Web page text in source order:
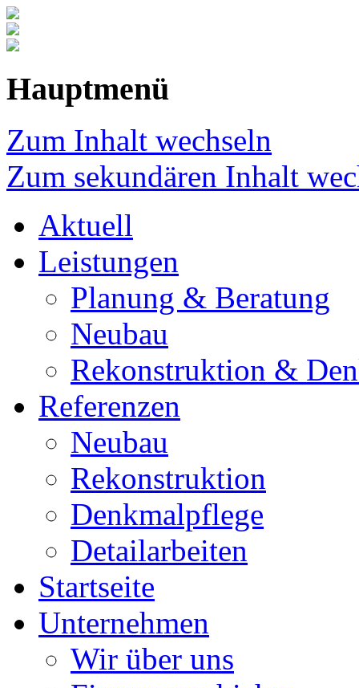
Hauptmenü
Zum Inhalt wechseln
Zum sekundären Inhalt
Aktuell
Leistungen
Planung & Beratung
Neubau
Rekonstruktion &
Referenzen
Neubau
Rekonstruktion
Denkmalpflege
Detailarbeiten
Startseite
Unternehmen
Wir über uns